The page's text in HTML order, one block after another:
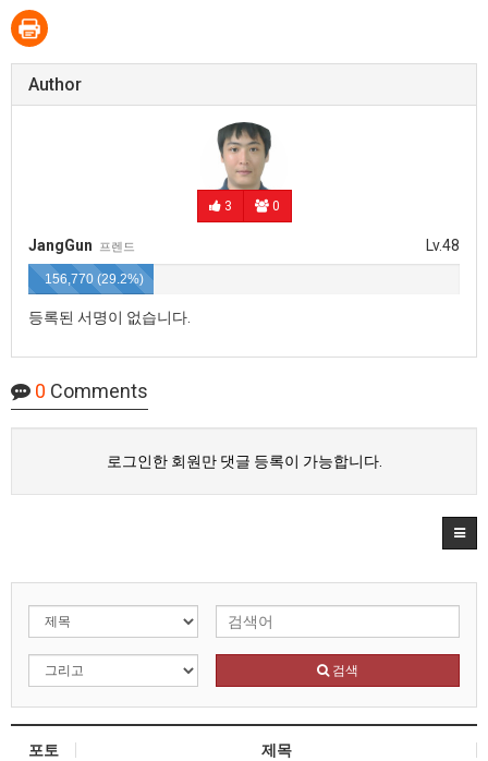
Author
3 0
Lv.48
JangGun 프렌드
156,770 (29.2%)
등록된 서명이 없습니다.
0 Comments
로그인한 회원만 댓글 등록이 가능합니다.
검색
포토 제목